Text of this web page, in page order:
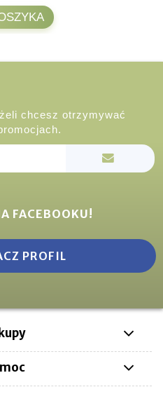
chcesz otrzymywać
FACEBOOKU!
PROFIL